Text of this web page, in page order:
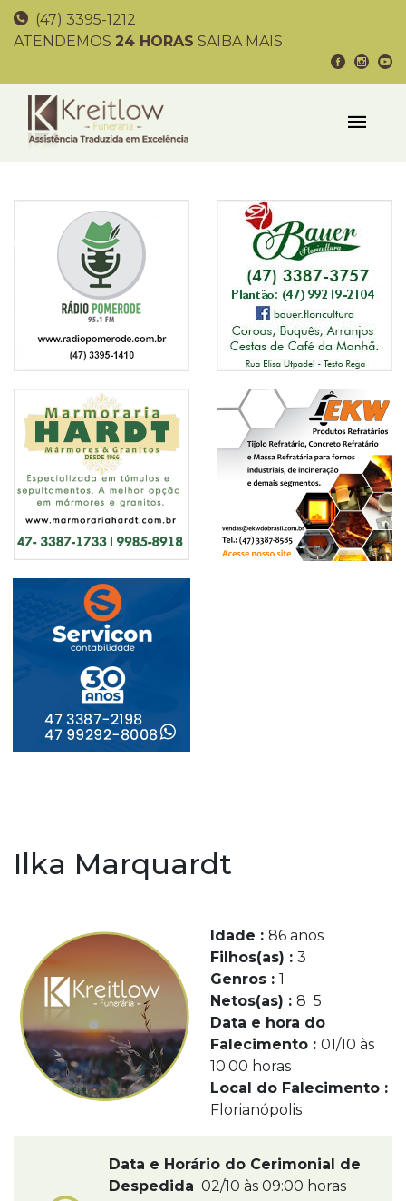
(47) 3395-1212
ATENDEMOS 24 HORAS SAIBA MAIS
Ilka Marquardt
Idade : 86 anos
Filhos(as) : 3
Genros : 1
Netos(as) : 8 5
Data e hora do
Falecimento : 01/10 às
10:00 horas
Local do Falecimento :
Florianópolis
Data e Horário do Cerimonial de
Despedida 02/10 às 09:00 horas